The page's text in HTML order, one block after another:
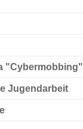
"Cybermobbing"
Jugendarbeit